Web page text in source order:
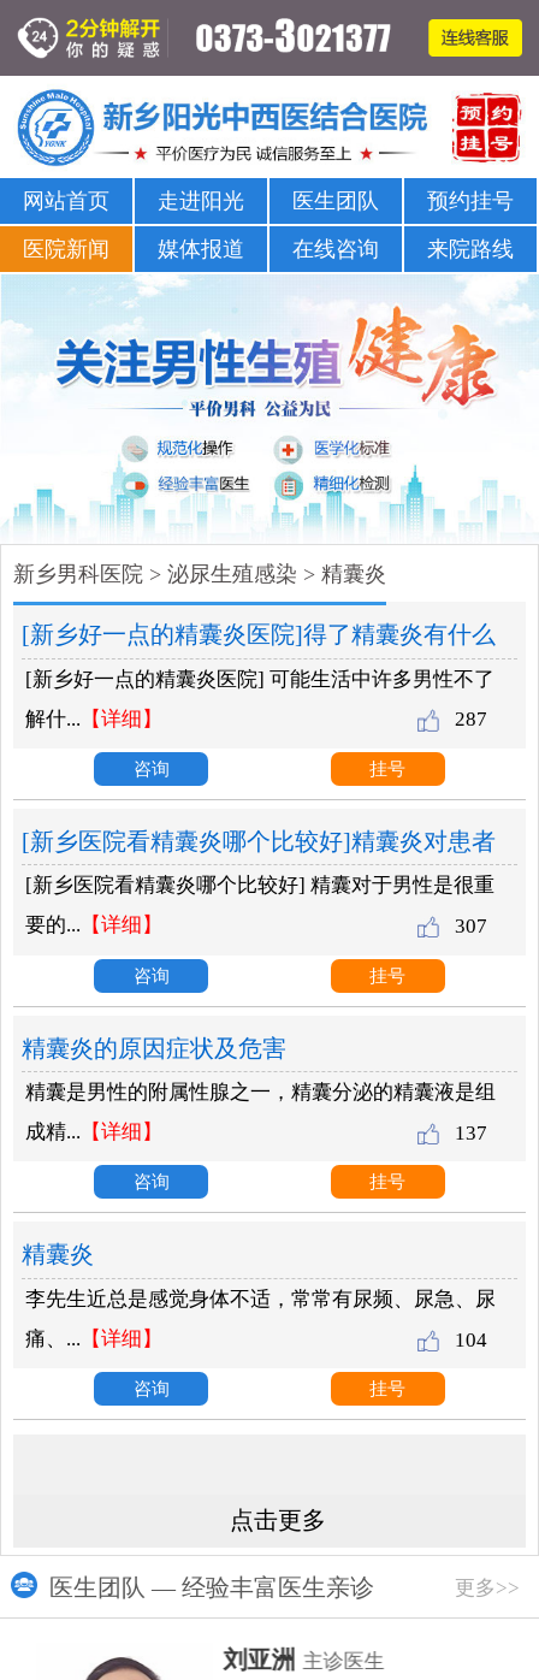
新乡男科医院-新乡市正规男科医院-新乡阳光男科医院
网站首页 走进阳光 医生团队
预约挂号
医院新闻
媒体报道 在线咨询 来院路线
新乡男科医院 >泌尿生殖感染 >精囊炎
[新乡好一点的精囊炎医院]得了精囊炎有什么
感觉？
287
[新乡好一点的精囊炎医院] 可能生活中许多男性不了
解什... 【详细】
咨询 挂号
[新乡医院看精囊炎哪个比较好]精囊炎对患者
有什么危害？
307
[新乡医院看精囊炎哪个比较好] 精囊对于男性是很重
要的... 【详细】
咨询 挂号
精囊炎的原因症状及危害
137
精囊是男性的附属性腺之一，精囊分泌的精囊液是组
成精... 【详细】
咨询 挂号
精囊炎
104
李先生近总是感觉身体不适，常常有尿频、尿急、尿
痛、... 【详细】
咨询 挂号
点击更多
医生团队 — 经验丰富医生亲诊 更多>>
刘亚洲主诊医生